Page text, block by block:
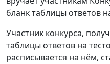
бланк таблицы ответов
Участник конкурса,
таблицы ответов на
расписывается на нём,